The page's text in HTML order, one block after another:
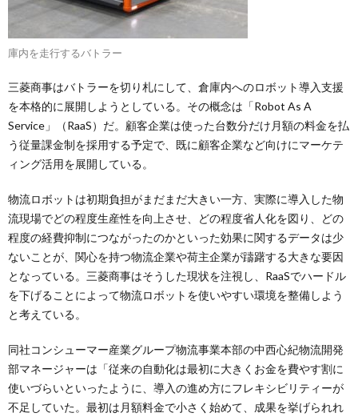
庫内を走行するバトラー
三菱商事はバトラーを切り札にして、倉庫内へのロボット導入支援
を本格的に展開しようとしている。その概念は「Robot As A
Service」（RaaS）だ。顧客企業は使った台数分だけ月額の料金を払
う従量課金制を採用する予定で、既に顧客企業など向けにマーケテ
ィング活用を展開している。
物流ロボットは初期負担がまだまだ大きい一方、実際に導入した物
流現場でどの程度生産性を向上させ、どの程度省人化を図り、どの
程度の経費抑制につながったのかといった効果に関するデータは少
ないことが、関心を持つ物流企業や荷主企業が躊躇する大きな要因
となっている。三菱商事はそうした現状を注視し、RaaSでハードル
を下げることによって物流ロボットを使いやすい環境を整備しよう
と考えている。
同社コンシューマー産業グループ物流事業本部の中西心紀物流開発
部マネージャーは「従来の自動化は最初に大きくお金を費やす割に
使いづらいといったように、導入の進め方にフレキシビリティーが
不足していた。最初は月額料金で小さく始めて、成果を挙げられれ